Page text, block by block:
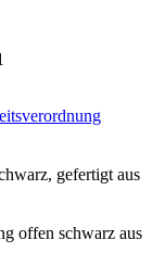
gefertigt aus
offen schwarz aus